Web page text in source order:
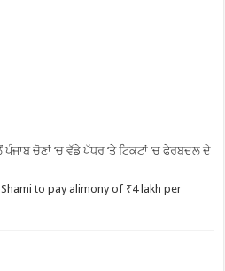
ਚੋਣਾਂ ‘ਚ ਵੱਡੇ ਪੱਧਰ ‘ਤੇ ਟਿਕਟਾਂ ‘ਚ ਫੇਰਬਦਲ ਦੇ
to pay alimony of ₹4 lakh per